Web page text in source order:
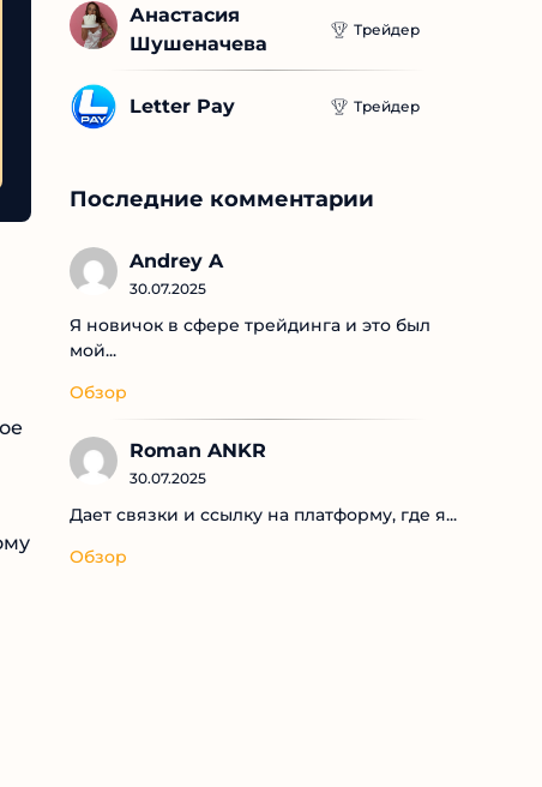
Анастасия
Шушеначева
Трейдер
Letter Pay Трейдер
Последние комментарии
Andrey A
30.07.2025
Я новичок в сфере трейдинга и это был
мой...
Обзор
Roman ANKR
30.07.2025
Дает связки и ссылку на платформу, где я...
Обзор